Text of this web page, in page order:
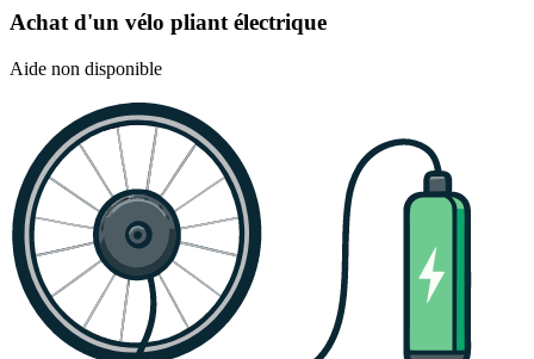
Achat d'un vélo pliant électrique
Aide non disponible